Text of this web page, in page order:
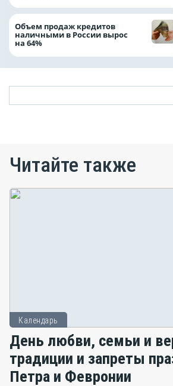
Объем продаж кредитов
наличными в России вырос
на 64%
Читайте также
Календарь
День любви, семьи и
традиции и запреты
Петра и Февронии